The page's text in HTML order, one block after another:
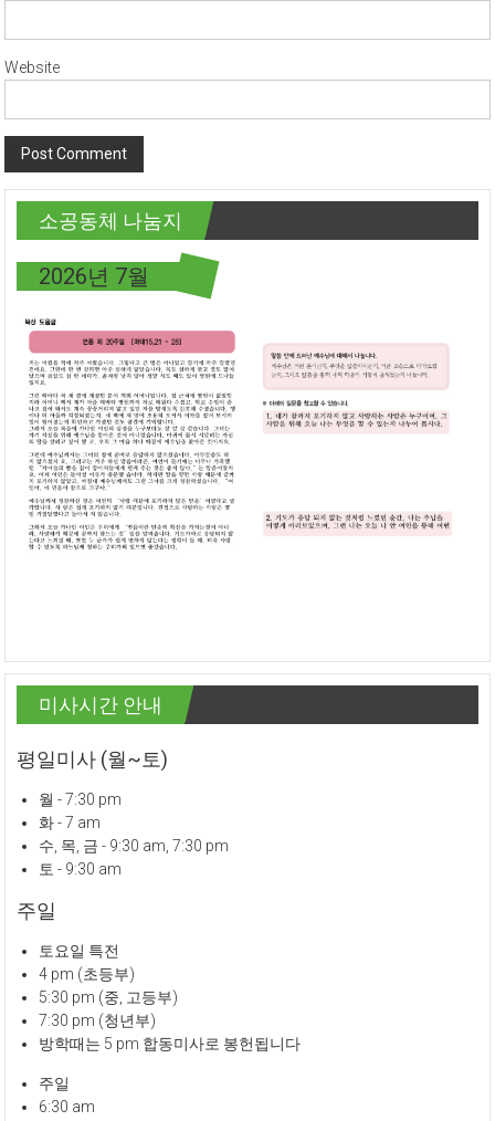
Website
소공동체 나눔지
2026년 7월
미사시간 안내
평일미사 (월~토)
월 - 7:30 pm
화 - 7 am
수, 목, 금 - 9:30 am, 7:30 pm
토 - 9:30 am
주일
토요일 특전
4 pm (초등부)
5:30 pm (중, 고등부)
7:30 pm (청년부)
방학때는 5 pm 합동미사로 봉헌됩니다
주일
6:30 am